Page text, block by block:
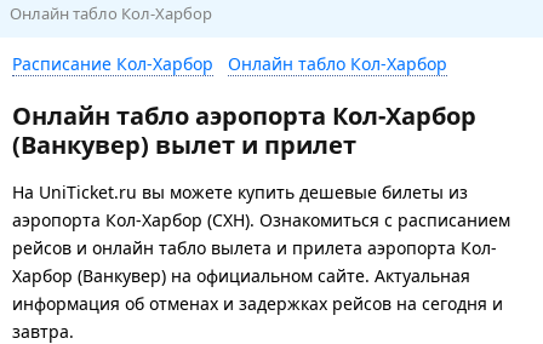
Онлайн табло Кол-Харбор
Расписание Кол-Харбор Онлайн табло Кол-Харбор
Онлайн табло аэропорта Кол-Харбор
(Ванкувер) вылет и прилет
На UniTicket.ru вы можете купить дешевые билеты из
аэропорта Кол-Харбор (CXH). Ознакомиться с расписанием
рейсов и онлайн табло вылета и прилета аэропорта Кол-
Харбор (Ванкувер) на официальном сайте. Актуальная
информация об отменах и задержках рейсов на сегодня и
завтра.